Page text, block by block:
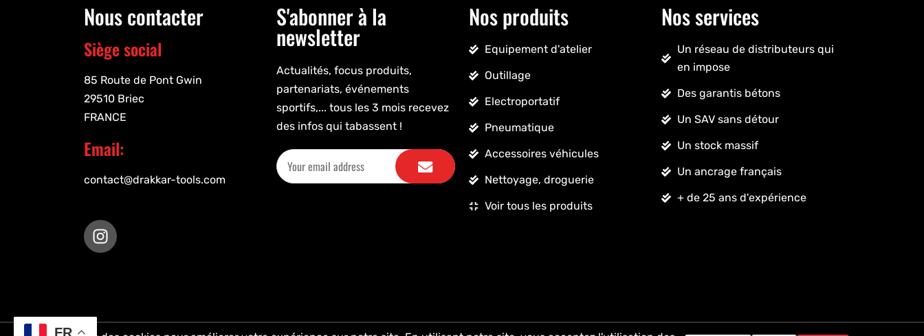
Nous contacter
Siège social
85 Route de Pont Gwin
29510 Briec
FRANCE
Email:
contact@drakkar-tools.com
S'abonner à la
newsletter
Actualités, focus produits,
partenariats, événements
sportifs,... tous les 3 mois recevez
des infos qui tabassent !
Nos produits
Equipement d'atelier
Outillage
Electroportatif
Pneumatique
Accessoires véhicules
Nettoyage, droguerie
Voir tous les produits
Nos services
Un réseau de distributeurs qui
en impose
Des garantis bétons
Un SAV sans détour
Un stock massif
Un ancrage français
+ de 25 ans d'expérience
FR